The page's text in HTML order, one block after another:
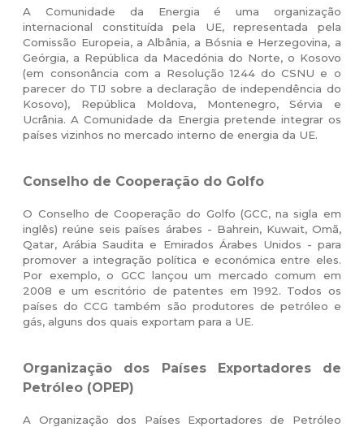
A Comunidade da Energia é uma organização
internacional constituída pela UE, representada pela
Comissão Europeia, a Albânia, a Bósnia e Herzegovina, a
Geórgia, a República da Macedónia do Norte, o Kosovo
(em consonância com a Resolução 1244 do CSNU e o
parecer do TIJ sobre a declaração de independência do
Kosovo), República Moldova, Montenegro, Sérvia e
Ucrânia. A Comunidade da Energia pretende integrar os
países vizinhos no mercado interno de energia da UE.
Conselho de Cooperação do Golfo
O Conselho de Cooperação do Golfo (GCC, na sigla em
inglês) reúne seis países árabes - Bahrein, Kuwait, Omã,
Qatar, Arábia Saudita e Emirados Árabes Unidos - para
promover a integração política e económica entre eles.
Por exemplo, o GCC lançou um mercado comum em
2008 e um escritório de patentes em 1992. Todos os
países do CCG também são produtores de petróleo e
gás, alguns dos quais exportam para a UE.
Organização dos Países Exportadores de
Petróleo (OPEP)
A Organização dos Países Exportadores de Petróleo